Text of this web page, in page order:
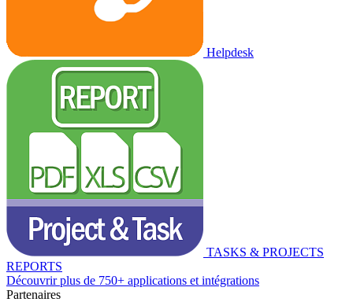
Helpdesk
TASKS & PROJECTS
REPORTS
Découvrir plus de 750+ applications et intégrations
Partenaires